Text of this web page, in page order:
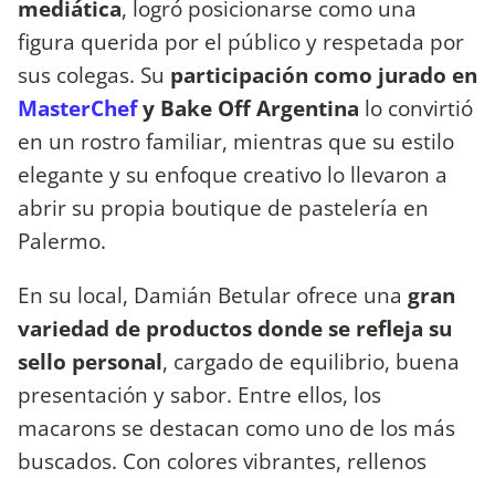
mediática, logró posicionarse como una
figura querida por el público y respetada por
sus colegas. Su participación como jurado en
MasterChefy Bake Off Argentina lo convirtió
en un rostro familiar, mientras que su estilo
elegante y su enfoque creativo lo llevaron a
abrir su propia boutique de pastelería en
Palermo.
En su local, Damián Betular ofrece una gran
variedad de productos donde se refleja su
sello personal, cargado de equilibrio, buena
presentación y sabor. Entre ellos, los
macarons se destacan como uno de los más
buscados. Con colores vibrantes, rellenos